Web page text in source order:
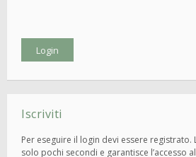
Iscriviti
Per eseguire il login devi essere
solo pochi secondi e garantisce l’accesso